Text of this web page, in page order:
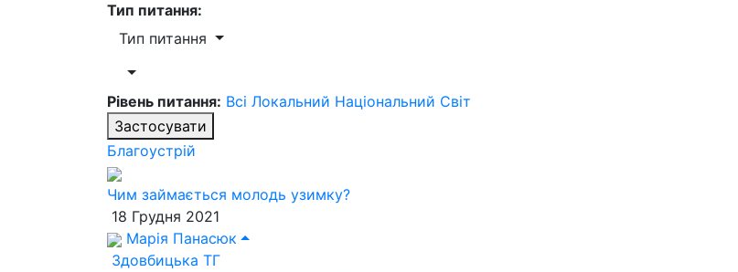
Тип питання:
Тип питання
Рівень питання: Всі Локальний Національний Світ
Застосувати
Благоустрій
Чим займається молодь узимку?
18 Грудня 2021
Марія Панасюк
Здовбицька ТГ